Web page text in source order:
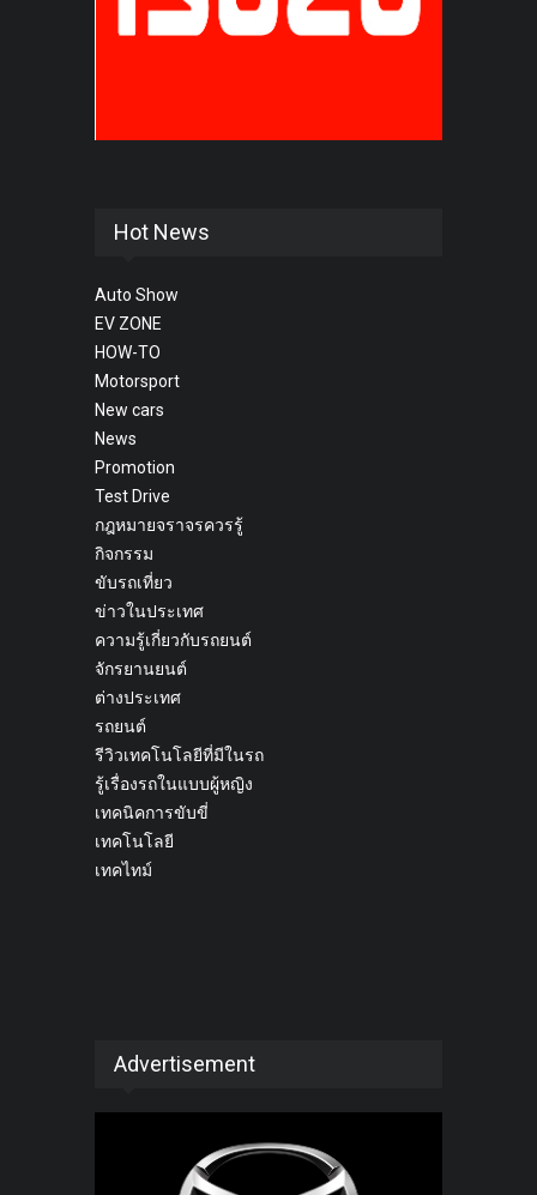
Hot News
Auto Show
EV ZONE
HOW-TO
Motorsport
New cars
News
Promotion
Test Drive
กฎหมายจราจรควรรู้
กิจกรรม
ขับรถเที่ยว
ข่าวในประเทศ
ความรู้เกี่ยวกับรถยนต์
จักรยานยนต์
ต่างประเทศ
รถยนต์
รีวิวเทคโนโลยีที่มีในรถ
รู้เรื่องรถในแบบผู้หญิง
เทคนิคการขับขี่
เทคโนโลยี
เทคไทม์
Advertisement